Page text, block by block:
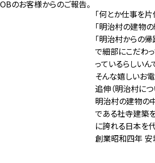
OBのお客様からのご報告。
「何とか仕事を
「明治村の建物
「明治村からの
で細部にこだわ
っているらしいん
そんな嬉しいお
追伸（明治村につ
明治村の建物の
である社寺建築
に誇れる日本を
創業昭和四年